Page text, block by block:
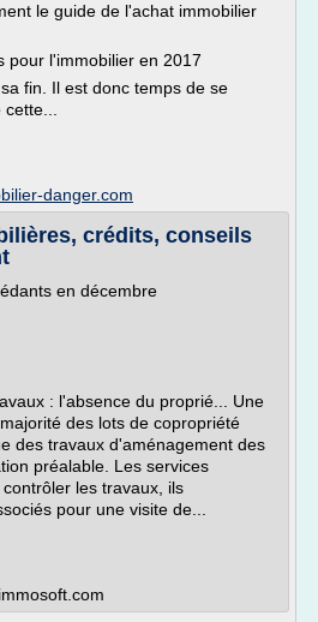
le guide de l'achat immobilier
pour l'immobilier en 2017
fin. Il est donc temps de se
danger.com
crédits, conseils
en décembre
: l'absence du proprié... Une
des lots de copropriété
des travaux d'aménagement des
préalable. Les services
les travaux, ils
pour une visite de...